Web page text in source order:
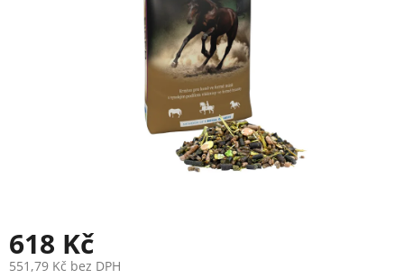
618 Kč
551,79 Kč bez DPH